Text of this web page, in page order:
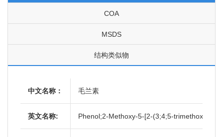
COA
MSDS
结构类似物
中文名称： 毛兰素
英文名称: Phenol;2-Methoxy-5-[2-(3;4;5-